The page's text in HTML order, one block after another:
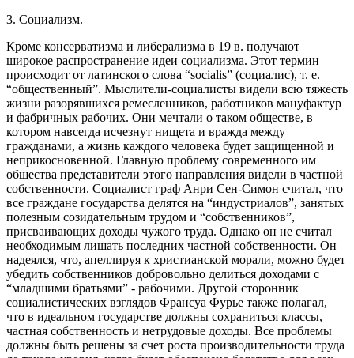
3. Социализм.
Кроме консерватизма и либерализма в 19 в. получают
широкое распространение идеи социализма. Этот термин
происходит от латинского слова “socialis” (социалис), т. е.
“общественный”. Мыслители-социалисты видели всю тяжесть
жизни разорявшихся ремесленников, работников мануфактур
и фабричных рабочих. Они мечтали о таком обществе, в
котором навсегда исчезнут нищета и вражда между
гражданами, а жизнь каждого человека будет защищенной и
неприкосновенной. Главную проблему современного им
общества представители этого направления видели в частной
собственности. Социалист граф Анри Сен-Симон считал, что
все граждане государства делятся на “индустриалов”, занятых
полезным созидательным трудом и “собственников”,
присваивающих доходы чужого труда. Однако он не считал
необходимым лишать последних частной собственности. Он
надеялся, что, апеллируя к христианской морали, можно будет
убедить собственников добровольно делиться доходами с
“младшими братьями” - рабочими. Другой сторонник
социалистических взглядов Франсуа Фурье также полагал,
что в идеальном государстве должны сохраниться классы,
частная собственность и нетрудовые доходы. Все проблемы
должны быть решены за счет роста производительности труда